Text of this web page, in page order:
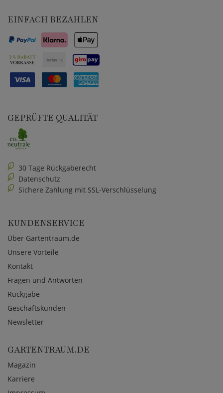
EINFACH BEZAHLEN
GEPRÜFTE QUALITÄT
30 Tage Rückgaberecht
Datenschutz
Sichere Zahlung mit SSL-Verschlüsselung
KUNDENSERVICE
Über Gartentraum.de
Unsere Vorteile
Kontakt
Fragen und Antworten
Rückgabe
Geschäftskunden
Newsletter
GARTENTRAUM.DE
Magazin
Karriere